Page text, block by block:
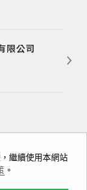
繼續使用本網站
。
限公司
公
1405室
A座504-505